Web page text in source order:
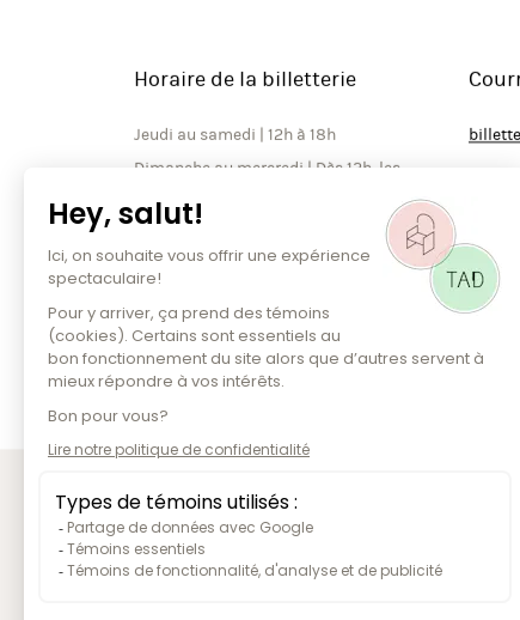
Horaire de la billetterie
Jeudi au samedi | 12h à 18h
jours de spectacle seulement*
*À noter que la billetterie est
ouverte jusqu’à la fin de l’entracte
les soirs de spectacle.
PARTENAIRES PUBLICS ET FONCTIONNEMENT